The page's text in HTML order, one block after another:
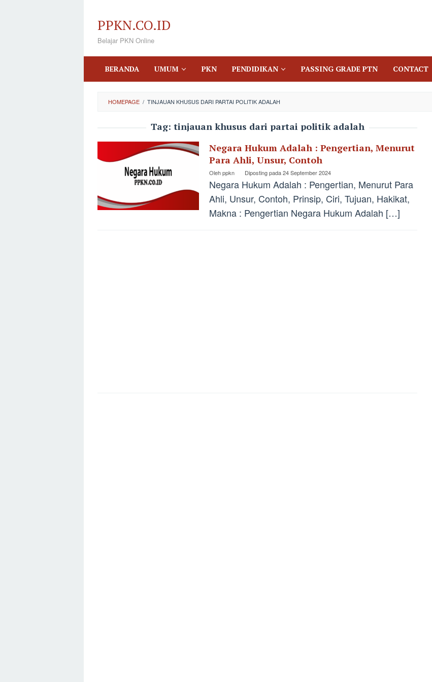
konten
PPKN.CO.ID
Belajar PKN Online
BERANDA UMUM PKN PENDIDIKAN PASSING GRADE PTN CONTACT
HOMEPAGE / TINJAUAN KHUSUS DARI PARTAI POLITIK ADALAH
Tag: tinjauan khusus dari partai politik adalah
Negara Hukum Adalah : Pengertian, Menurut
Para Ahli, Unsur, Contoh
Olehppkn Diposting pada24 September 2024
Negara Hukum Adalah : Pengertian, Menurut Para
Ahli, Unsur, Contoh, Prinsip, Ciri, Tujuan, Hakikat,
Makna : Pengertian Negara Hukum Adalah […]